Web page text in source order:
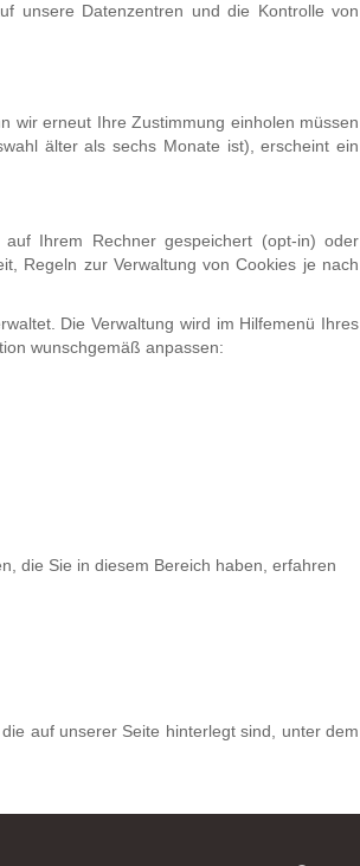
unsere Datenzentren und die Kontrolle von
wir erneut Ihre Zustimmung einholen müssen
älter als sechs Monate ist), erscheint ein
Ihrem Rechner gespeichert (opt-in) oder
Regeln zur Verwaltung von Cookies je nach
Die Verwaltung wird im Hilfemenü Ihres
wunschgemäß anpassen:
die Sie in diesem Bereich haben, erfahren
auf unserer Seite hinterlegt sind, unter dem